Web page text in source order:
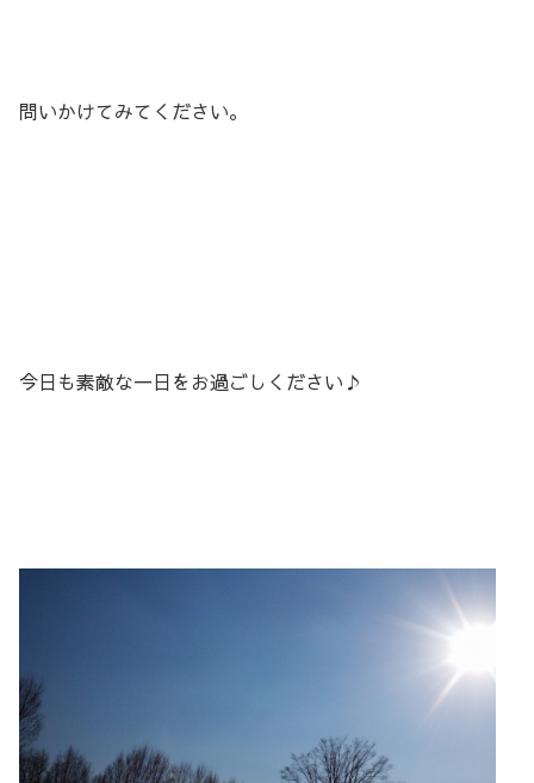
問いかけてみてください。
今日も素敵な一日をお過ごしください♪